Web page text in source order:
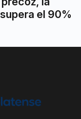
el 90%